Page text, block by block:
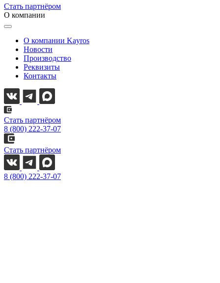
Стать партнёром
О компании
О компании Kayros
Новости
Производство
Реквизиты
Контакты
Стать партнёром
8 (800) 222-37-07
Стать партнёром
8 (800) 222-37-07